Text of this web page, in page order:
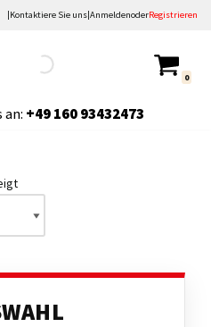
|Kontaktiere Sie uns|AnmeldenoderRegistrieren
0
+49160 93432473